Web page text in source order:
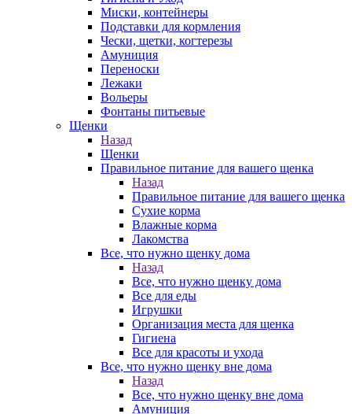
Миски, контейнеры
Подставки для кормления
Чески, щетки, когтерезы
Амуниция
Переноски
Лежаки
Вольеры
Фонтаны питьевые
Щенки
Назад
Щенки
Правильное питание для вашего щенка
Назад
Правильное питание для вашего щенка
Сухие корма
Влажные корма
Лакомства
Все, что нужно щенку дома
Назад
Все, что нужно щенку дома
Все для еды
Игрушки
Организация места для щенка
Гигиена
Все для красоты и ухода
Все, что нужно щенку вне дома
Назад
Все, что нужно щенку вне дома
Амуниция